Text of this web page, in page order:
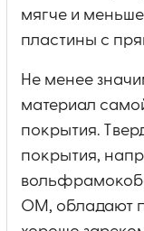
мягче и
пластины с
Не менее
материал
покрытия.
покрытия,
ОМ, обладают